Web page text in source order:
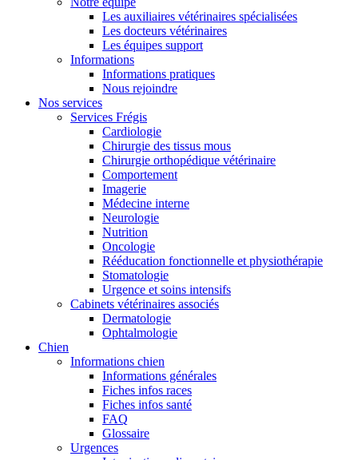
Les auxiliaires vétérinaires spécialisées
Les docteurs vétérinaires
Les équipes support
Informations
Informations pratiques
Nous rejoindre
Nos services
Services Frégis
Cardiologie
Chirurgie des tissus mous
Chirurgie orthopédique vétérinaire
Comportement
Imagerie
Médecine interne
Neurologie
Nutrition
Oncologie
Rééducation fonctionnelle et physiothérapie
Stomatologie
Urgence et soins intensifs
Cabinets vétérinaires associés
Dermatologie
Ophtalmologie
Chien
Informations chien
Informations générales
Fiches infos races
Fiches infos santé
FAQ
Glossaire
Urgences